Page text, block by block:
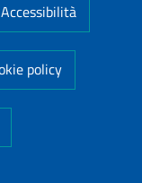
Accessibilità
policy